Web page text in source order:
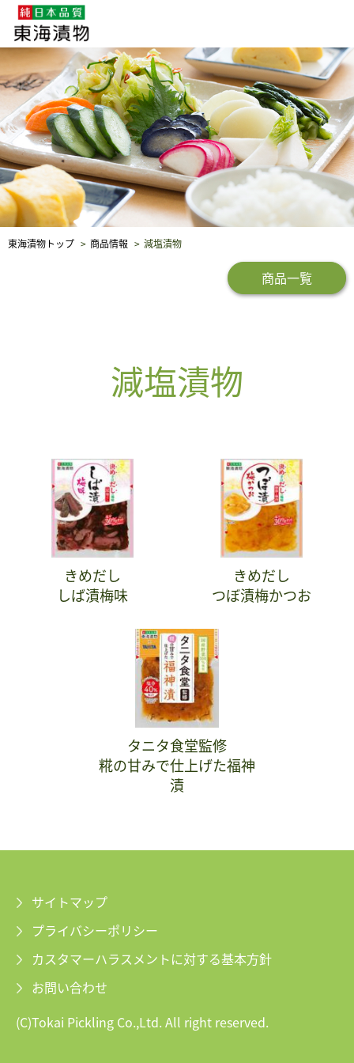
企業・採用情報 社会貢献 品質保証
東海漬物トップ 商品情報 減塩漬物
商品一覧
減塩漬物
きめだし
しば漬梅味
きめだし
つぼ漬梅かつお
タニタ食堂監修
糀の甘みで仕上げた福神
漬
(C)Tokai Pickling Co.,Ltd. All right reserved.
サイトマップ
プライバシーポリシー
カスタマーハラスメントに対する基本方針
お問い合わせ